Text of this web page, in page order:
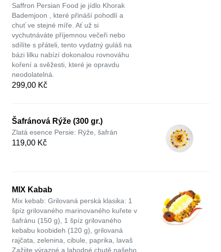
Saffron Persian Food je jídlo Khorak
Bademjoon , které přináší pohodlí a
chuť ve stejné míře. Ať už si
vychutnáváte příjemnou večeři nebo
sdílíte s přáteli, tento vydatný guláš na
bázi lilku nabízí dokonalou rovnováhu
koření a svěžesti, které je opravdu
neodolatelná.
299,00 Kč
Šafránová Rýže (300 gr.)
Zlatá esence Persie: Rýže, šafrán
119,00 Kč
MIX Kabab
Mix kebab: Grilovaná perská klasika: 1
špíz grilovaného marinovaného kuřete v
šafránu (150 g), 1 špíz grilovaného
kebabu koobideh (120 g), grilovaná
rajčata, zelenina, cibule, paprika, lavaš
Zažijte výrazné a lahodné chutě našeho